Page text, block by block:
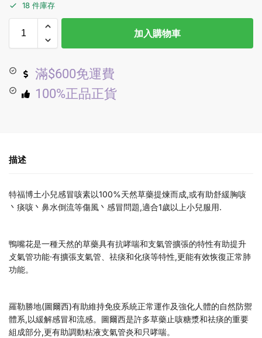
18 件庫存
加入購物車
滿$600免運費
100%正品正貨
描述
特福博土小兒感冒咳素以100%天然草藥提煉而成,或有助舒緩胸咳
丶痰咳丶鼻水倒流等傷風丶感冒問題,適合1歲以上小兒服用.
鴨嘴花是一種天然的草藥具有抗哮喘和支氣管擴張的特性有助提升
攴氣管功能·有擴張支氣管、祛痰和化痰等特性,更能有效恢復正常肺
功能。
羅勒勝地(圖爾西)有助維持免疫系統正常運作及強化人體的自然防禦
體系,以緩解感冒和流感。圖爾西是許多草藥止咳糖漿和祛痰的重要
組成部分,更有助調動粘液支氣管炎和只哮喘。